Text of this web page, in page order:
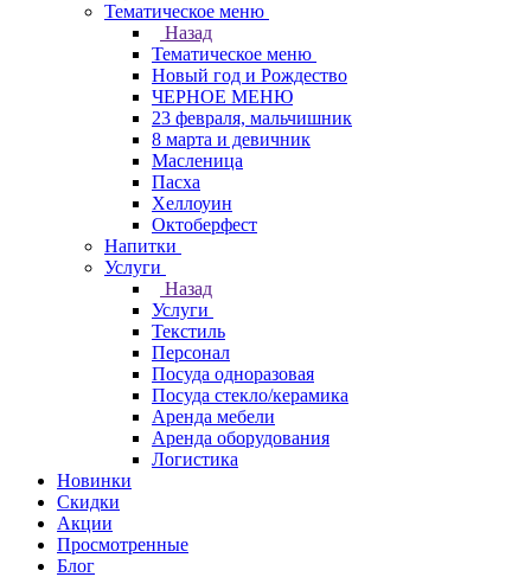
Тематическое меню
Назад
Тематическое меню
Новый год и Рождество
ЧЕРНОЕ МЕНЮ
23 февраля, мальчишник
8 марта и девичник
Масленица
Пасха
Хеллоуин
Октоберфест
Напитки
Услуги
Назад
Услуги
Текстиль
Персонал
Посуда одноразовая
Посуда стекло/керамика
Аренда мебели
Аренда оборудования
Логистика
Новинки
Скидки
Акции
Просмотренные
Блог